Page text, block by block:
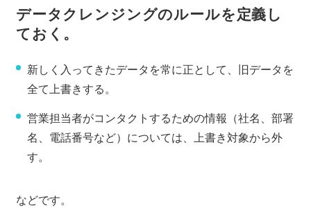
データクレンジングのルールを定義し
ておく。
新しく入ってきたデータを常に正として、旧データを
全て上書きする。
営業担当者がコンタクトするための情報（社名、部署
名、電話番号など）については、上書き対象から外
す。
などです。